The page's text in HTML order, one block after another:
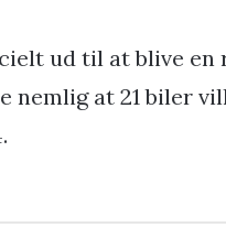
ud til at blive
nemlig at 21 biler